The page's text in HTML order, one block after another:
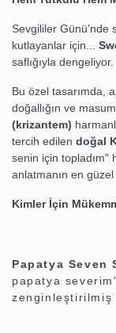
Sevgililer Günü'nde
kutlayanlar için...
saflığıyla dengeliyor.
Bu özel tasarımda,
doğallığın ve
(krizantem)
tercih edilen doğal
senin için topladım"
anlatmanın en güzel
Kimler İçin
Papatya Seven
papatya
zenginleştirilmiş